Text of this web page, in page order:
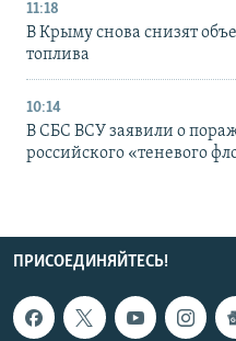
11:18
В Крыму снова снизят
топлива
10:14
В СБС ВСУ заявили о
российского «теневого
ПРИСОЕДИНЯЙТЕСЬ!